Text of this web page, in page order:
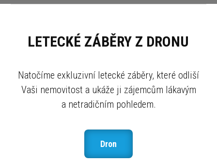
LETECKÉ ZÁBĚRY Z DRONU
Natočíme exkluzivní letecké záběry, které odliší
Vaši nemovitost a ukáže ji zájemcům lákavým
a netradičním pohledem.
Dron